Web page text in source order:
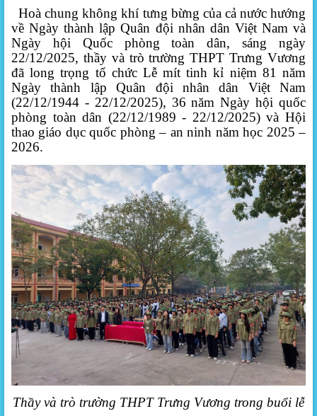
Hoà chung không khí tưng bừng của cả nước hướng
về Ngày thành lập Quân đội nhân dân Việt Nam và
Ngày hội Quốc phòng toàn dân,sáng ngày
22/12/2025, thầy và trò trường THPT Trưng Vương
đã long trọng tổ chức Lễ mít tinh kỉ niệm 81 năm
Ngày thành lập Quân đội nhân dân Việt Nam
(22/12/1944 - 22/12/2025), 36 năm Ngày hội quốc
phòng toàn dân (22/12/1989 - 22/12/2025) và Hội
thao giáo dục quốc phòng – an ninh năm học 2025 –
2026.
Thầy và trò trường THPT Trưng Vương trong buổi lễ